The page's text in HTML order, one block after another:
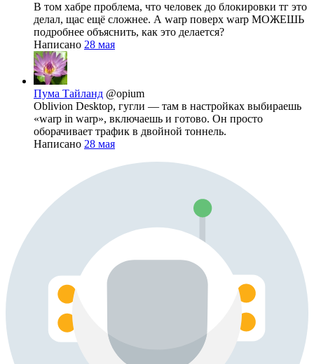
В том хабре проблема, что человек до блокировки тг это
делал, щас ещё сложнее. А warp поверх warp МОЖЕШЬ
подробнее объяснить, как это делается?
Написано 28 мая
Пума Тайланд @opium
Oblivion Desktop, гугли — там в настройках выбираешь
«warp in warp», включаешь и готово. Он просто
оборачивает трафик в двойной тоннель.
Написано 28 мая